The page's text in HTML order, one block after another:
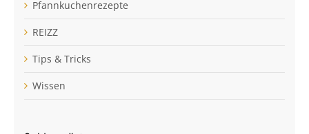
Pfannkuchenrezepte
REIZZ
Tips & Tricks
Wissen